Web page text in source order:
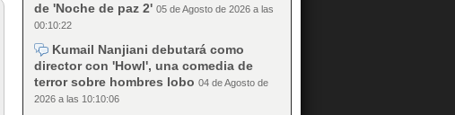
de 'Noche de paz 2' 05 de Agosto de 2026 a las
00:10:22
Kumail Nanjiani debutará como
director con 'Howl', una comedia de
terror sobre hombres lobo 04 de Agosto de
2026 a las 10:10:06